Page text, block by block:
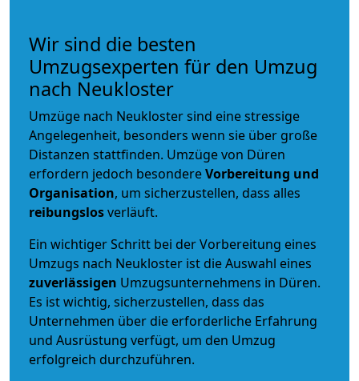
Wir sind die besten
Umzugsexperten für den Umzug
nach Neukloster
Umzüge nach Neukloster sind eine stressige
Angelegenheit, besonders wenn sie über große
Distanzen stattfinden. Umzüge von Düren
erfordern jedoch besondereVorbereitung und
Organisation, um sicherzustellen, dass alles
reibungslosverläuft.
Ein wichtiger Schritt bei der Vorbereitung eines
Umzugs nach Neukloster ist die Auswahl eines
zuverlässigen Umzugsunternehmens in Düren.
Es ist wichtig, sicherzustellen, dass das
Unternehmen über die erforderliche Erfahrung
und Ausrüstung verfügt, um den Umzug
erfolgreich durchzuführen.